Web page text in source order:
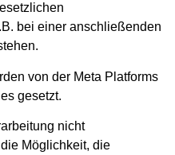
bei einer anschließenden
von der Meta Platforms
gesetzt.
nicht
Möglichkeit, die